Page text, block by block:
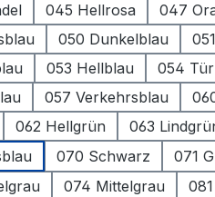
045 Hellrosa
047
050 Dunkelblau
053 Hellblau 054
057 Verkehrsblau
062 Hellgrün
063
070 Schwarz 071
074 Mittelgrau